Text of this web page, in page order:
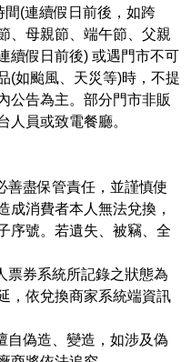
(連續假日前後，如跨
、母親節、端午節、父親
續假日前後) 或遇門市不可
(如颱風、天災等)時，不提
公告為主。部分門市非販
人員或致電餐廳。
善盡保管責任，並謹慎使
成消費者本人無法兌換，
序號。若遺失、被竊、全
票券系統所記錄之狀態為
依兌換商家系統端資訊
自偽造、變造，如涉及偽